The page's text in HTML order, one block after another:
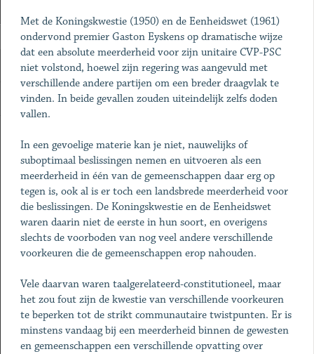
Met de Koningskwestie (1950) en de Eenheidswet (1961)
ondervond premier Gaston Eyskens op dramatische wijze
dat een absolute meerderheid voor zijn unitaire CVP-PSC
niet volstond, hoewel zijn regering was aangevuld met
verschillende andere partijen om een breder draagvlak te
vinden. In beide gevallen zouden uiteindelijk zelfs doden
vallen.
In een gevoelige materie kan je niet, nauwelijks of
suboptimaal beslissingen nemen en uitvoeren als een
meerderheid in één van de gemeenschappen daar erg op
tegen is, ook al is er toch een landsbrede meerderheid voor
die beslissingen. De Koningskwestie en de Eenheidswet
waren daarin niet de eerste in hun soort, en overigens
slechts de voorboden van nog veel andere verschillende
voorkeuren die de gemeenschappen erop nahouden.
Vele daarvan waren taalgerelateerd-constitutioneel, maar
het zou fout zijn de kwestie van verschillende voorkeuren
te beperken tot de strikt communautaire twistpunten. Er is
minstens vandaag bij een meerderheid binnen de gewesten
en gemeenschappen een verschillende opvatting over